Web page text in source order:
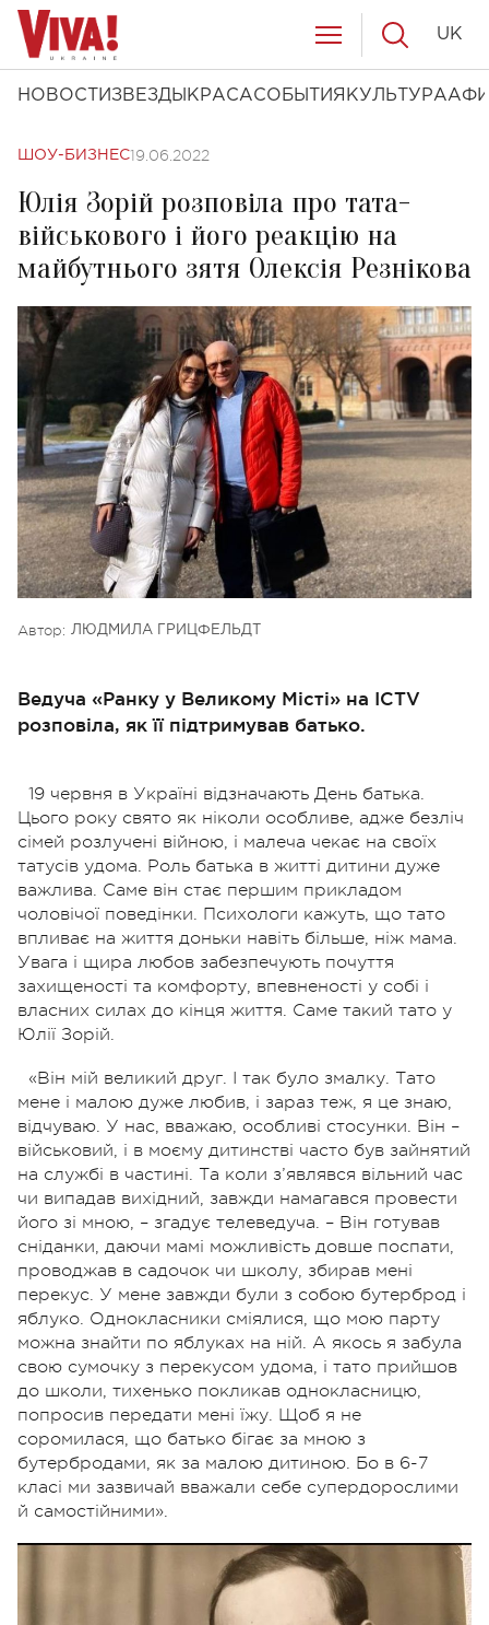
НОВОСТИ ЗВЕЗДЫ КРАСАСОБЫТИЯ КУЛЬТУРА
UK
ШОУ-БИЗНЕС19.06.2022
Юлія Зорій розповіла про тата-
військового і його реакцію на
майбутнього зятя Олексія Резнікова
Автор: ЛЮДМИЛА ГРИЦФЕЛЬДТ
Ведуча «Ранку у Великому Місті» на ICTV
розповіла, як її підтримував батько.
19 червня в Україні відзначають День батька.
Цього року свято як ніколи особливе, адже безліч
сімей розлучені війною, і малеча чекає на своїх
татусів удома. Роль батька в житті дитини дуже
важлива. Саме він стає першим прикладом
чоловічої поведінки. Психологи кажуть, що тато
впливає на життя доньки навіть більше, ніж мама.
Увага і щира любов забезпечують почуття
захищеності та комфорту, впевненості у собі і
власних силах до кінця життя. Саме такий тато у
Юлії Зорій.
«Він мій великий друг. І так було змалку. Тато
мене і малою дуже любив, і зараз теж, я це знаю,
відчуваю. У нас, вважаю, особливі стосунки. Він –
військовий, і в моєму дитинстві часто був зайнятий
на службі в частині. Та коли з’являвся вільний час
чи випадав вихідний, завжди намагався провести
його зі мною, – згадує телеведуча. – Він готував
сніданки, даючи мамі можливість довше поспати,
проводжав в садочок чи школу, збирав мені
перекус. У мене завжди були з собою бутерброд і
яблуко. Однокласники сміялися, що мою парту
можна знайти по яблуках на ній. А якось я забула
свою сумочку з перекусом удома, і тато прийшов
до школи, тихенько покликав однокласницю,
попросив передати мені їжу. Щоб я не
соромилася, що батько бігає за мною з
бутербродами, як за малою дитиною. Бо в 6-7
класі ми зазвичай вважали себе супердорослими
й самостійними».